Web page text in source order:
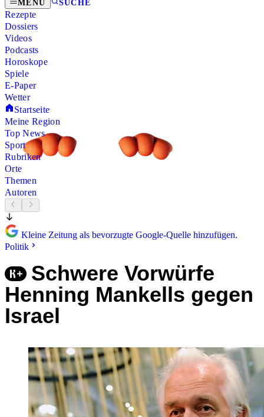
MENÜ SUCHE
Rezepte
Dossiers
Videos
Podcasts
Horoskope
Spiele
E-Paper
Wetter
Startseite
Meine Region
Top News
Sport
Rubriken
Orte
Themen
Autoren
Kleine Zeitung als bevorzugte Google-Quelle hinzufügen.
Politik
Schwere Vorwürfe
Henning Mankells gegen
Israel